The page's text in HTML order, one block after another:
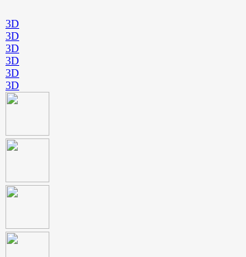
3D
3D
3D
3D
3D
3D